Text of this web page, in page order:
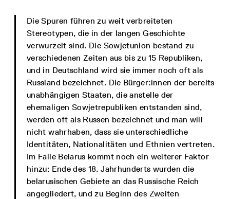
Die Spuren führen zu weit verbreiteten
Stereotypen, die in der langen Geschichte
verwurzelt sind. Die Sowjetunion bestand zu
verschiedenen Zeiten aus bis zu 15 Republiken,
und in Deutschland wird sie immer noch oft als
Russland bezeichnet. Die Bürger:innen der bereits
unabhängigen Staaten, die anstelle der
ehemaligen Sowjetrepubliken entstanden sind,
werden oft als Russen bezeichnet und man will
nicht wahrhaben, dass sie unterschiedliche
Identitäten, Nationalitäten und Ethnien vertreten.
Im Falle Belarus kommt noch ein weiterer Faktor
hinzu: Ende des 18. Jahrhunderts wurden die
belarusischen Gebiete an das Russische Reich
angegliedert, und zu Beginn des Zweiten